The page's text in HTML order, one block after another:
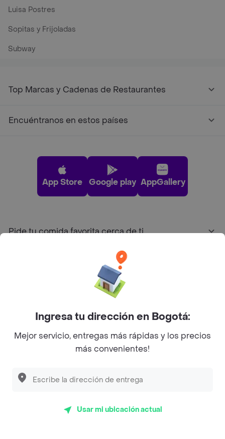
Luisa Postres
Sopitas y Frijoladas
Subway
Top Marcas y Cadenas de Restaurantes
Encuéntranos en estos países
App Store Google play AppGallery
Pide tu comida favorita cerca de ti
Sobre Rappi
Facebook
Twitter
Instagram
©2026Rappi Inc. All rights reserved.
Ingresa tu dirección en Bogotá:
Mejor servicio, entregas más rápidas y los precios
más convenientes!
Usar mi ubicación actual